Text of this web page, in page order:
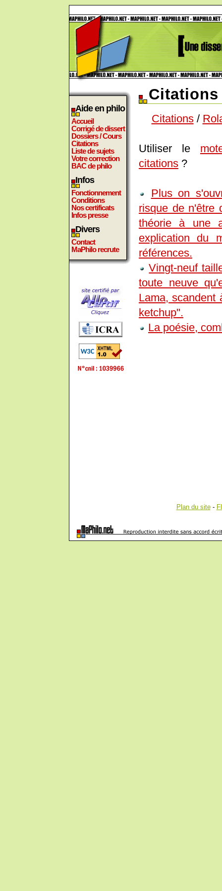
Aide en philo
Accueil
Corrigé de dissert
Dossiers / Cours
Citations
Liste de sujets
Votre correction
BAC de philo
Infos
Fonctionnement
Conditions
Nos certificats
Infos presse
Divers
Contact
MaPhilo recrute
Citations
Citations/
Utiliser le
citations ?
Plus on
risque de n'être
théorie à une
explication du
références.
Vingt-neuf
toute neuve
Lama, scandent
ketchup".
La poésie,
Plan du site-